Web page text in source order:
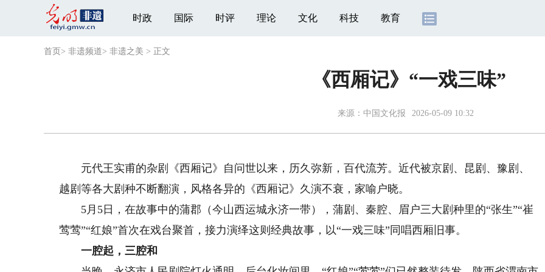
时政 国际 时评 理论 文化 科技 教育
首页 > 非遗频道> 非遗之美 > 正文
《西厢记》“一戏三味”
来源： 中国文化报 2026-05-09 10:32
元代王实甫的杂剧《西厢记》自问世以来，历久弥新，百代流芳。近代被京剧、昆剧、豫剧、
越剧等各大剧种不断翻演，风格各异的《西厢记》久演不衰，家喻户晓。
5月5日，在故事中的蒲郡（今山西运城永济一带），蒲剧、秦腔、眉户三大剧种里的“张生”“崔
莺莺”“红娘”首次在戏台聚首，接力演绎这则经典故事，以“一戏三味”同唱西厢旧事。
一腔起，三腔和